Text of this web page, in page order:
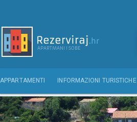
APPARTAMENTI INFORMAZIONI TURISTICHE